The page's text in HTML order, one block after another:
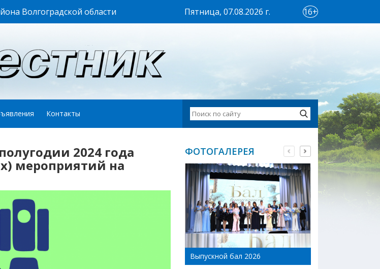
Волгоградской области Пятница, 07.08.2026 г. 16+
Контакты
2024 года
мероприятий на
ФОТОГАЛЕРЕЯ
Выпускной бал 2026